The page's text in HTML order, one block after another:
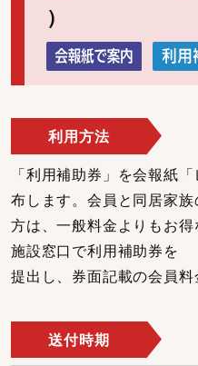
）
利用方法
「利用補助券」を会報紙
布します。会員と同居家族
方は、一般料金よりもお得
施設窓口で利用補助券を
提出し、券面記載の会員料
送付時期